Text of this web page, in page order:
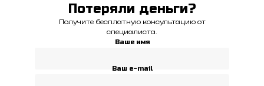
Потеряли деньги?
Получите бесплатную консультацию от
специалиста.
Ваше имя
Ваш e-mail